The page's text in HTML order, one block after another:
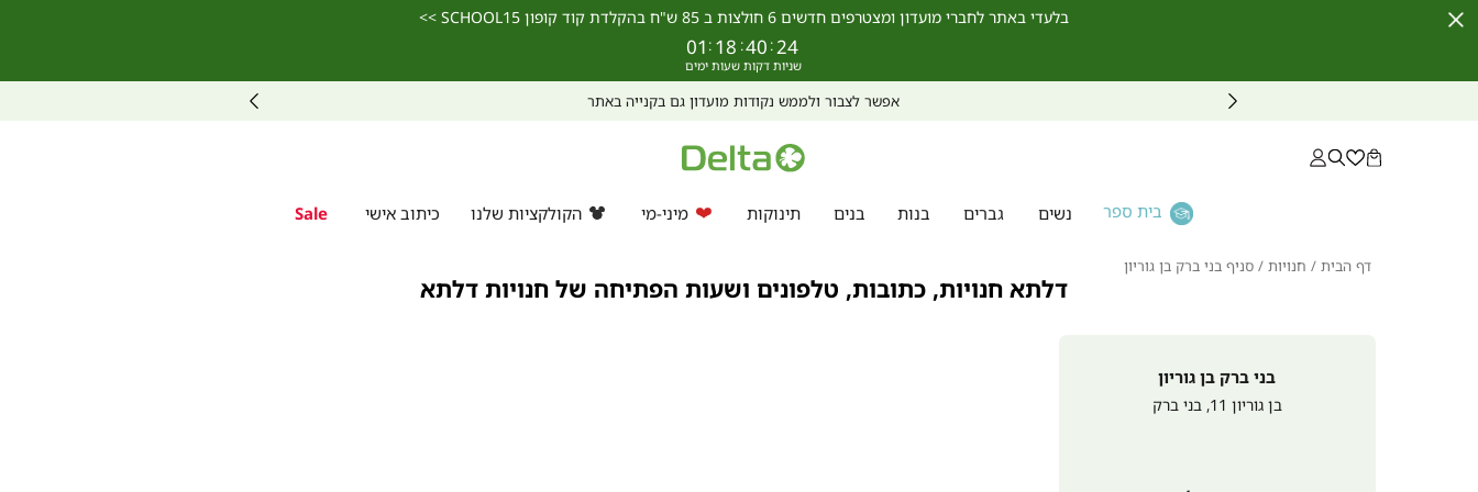
Close
בלעדי באתר לחברי מועדון ומצטרפים חדשים 6 חולצות ב 85 ש"ח בהקלדת קוד קופון SCHOOL15 >>
01 : 18 :40 :24
אפשר לצבור ולממש נקודות מועדון גם בקנייה באתר
בית ספר נשים גברים בנות בנים תינוקות מיני-מי הקולקציות שלנו כיתוב אישי Sale
דלתא חנויות, כתובות, טלפונים ושעות הפתיחה של חנויות דלתא
דף הבית דףחנויות חנויות
סניף בני ברק בן גוריוןסניף
בני ברק בן גוריון
בן גוריון 11 , בני ברק